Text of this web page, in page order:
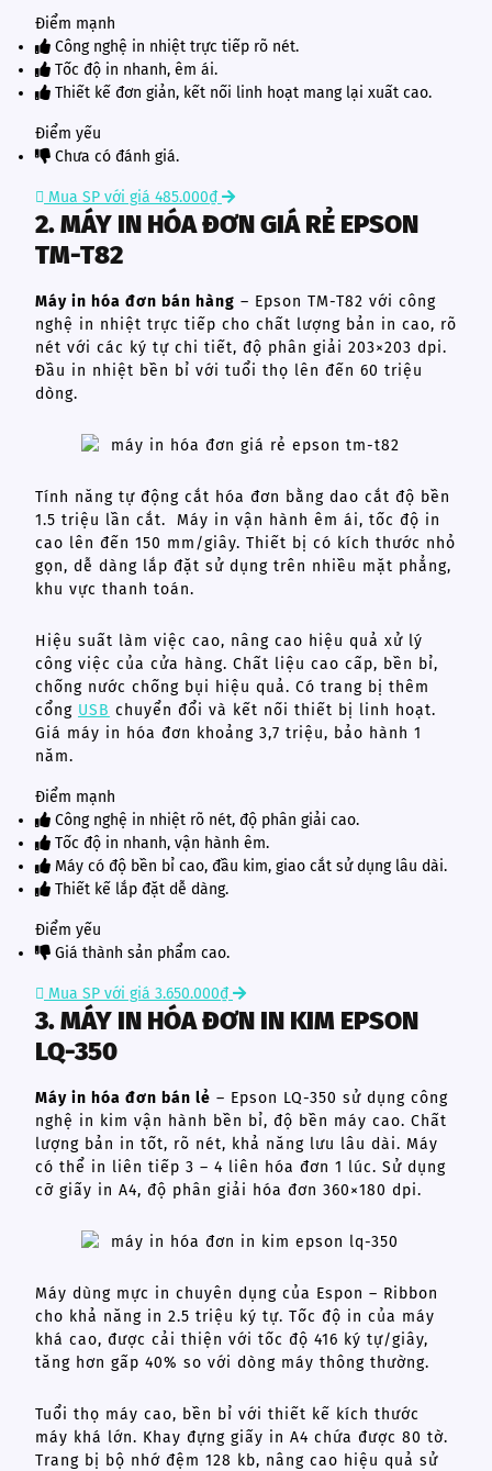
Điểm mạnh
Công nghệ in nhiệt trực tiếp rõ nét.
Tốc độ in nhanh, êm ái.
Thiết kế đơn giản, kết nối linh hoạt mang lại xuất cao.
Điểm yếu
Chưa có đánh giá.
Mua SP với giá 485.000₫
2. MÁY IN HÓA ĐƠN GIÁ RẺ EPSON
TM-T82
Máy in hóa đơn bán hàng – Epson TM-T82 với công
nghệ in nhiệt trực tiếp cho chất lượng bản in cao, rõ
nét với các ký tự chi tiết, độ phân giải 203×203 dpi.
Đầu in nhiệt bền bỉ với tuổi thọ lên đến 60 triệu
dòng.
Tính năng tự động cắt hóa đơn bằng dao cắt độ bền
1.5 triệu lần cắt. Máy in vận hành êm ái, tốc độ in
cao lên đến 150 mm/giây. Thiết bị có kích thước nhỏ
gọn, dễ dàng lắp đặt sử dụng trên nhiều mặt phẳng,
khu vực thanh toán.
Hiệu suất làm việc cao, nâng cao hiệu quả xử lý
công việc của cửa hàng. Chất liệu cao cấp, bền bỉ,
chống nước chống bụi hiệu quả. Có trang bị thêm
cổng USB chuyển đổi và kết nối thiết bị linh hoạt.
Giá máy in hóa đơn khoảng 3,7 triệu, bảo hành 1
năm.
Điểm mạnh
Công nghệ in nhiệt rõ nét, độ phân giải cao.
Tốc độ in nhanh, vận hành êm.
Máy có độ bền bỉ cao, đầu kim, giao cắt sử dụng lâu dài.
Thiết kế lắp đặt dễ dàng.
Điểm yếu
Giá thành sản phẩm cao.
Mua SP với giá 3.650.000₫
3. MÁY IN HÓA ĐƠN IN KIM EPSON
LQ-350
Máy in hóa đơn bán lẻ – Epson LQ-350 sử dụng công
nghệ in kim vận hành bền bỉ, độ bền máy cao. Chất
lượng bản in tốt, rõ nét, khả năng lưu lâu dài. Máy
có thể in liên tiếp 3 – 4 liên hóa đơn 1 lúc. Sử dụng
cỡ giấy in A4, độ phân giải hóa đơn 360×180 dpi.
Máy dùng mực in chuyên dụng của Espon – Ribbon
cho khả năng in 2.5 triệu ký tự. Tốc độ in của máy
khá cao, được cải thiện với tốc độ 416 ký tự/giây,
tăng hơn gấp 40% so với dòng máy thông thường.
Tuổi thọ máy cao, bền bỉ với thiết kế kích thước
máy khá lớn. Khay đựng giấy in A4 chứa được 80 tờ.
Trang bị bộ nhớ đệm 128 kb, nâng cao hiệu quả sử